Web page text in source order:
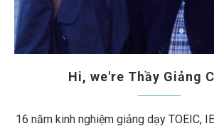
Hi, we're Thầy Giảng
16 năm kinh nghiệm giảng dạy TOEIC,